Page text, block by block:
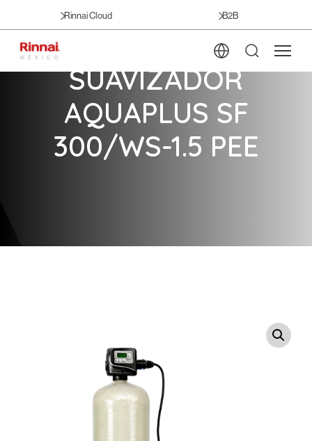
Rinnai Cloud B2B
SUAVIZADOR
AQUAPLUS SF
300/WS-1.5 PEE